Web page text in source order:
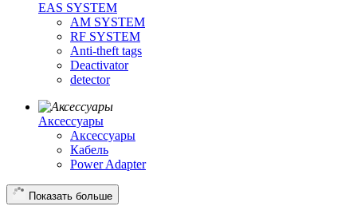
EAS SYSTEM
AM SYSTEM
RF SYSTEM
Anti-theft tags
Deactivator
detector
Аксессуары
Аксессуары
Кабель
Power Adapter
Показать больше